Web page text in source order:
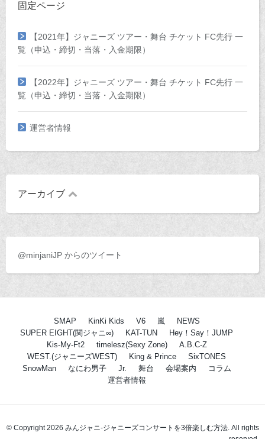
固定ページ
【2021年】ジャニーズ ツアー・舞台 チケット FC先行 一
覧（申込・締切・当落・入金期限）
【2022年】ジャニーズ ツアー・舞台 チケット FC先行 一
覧（申込・締切・当落・入金期限）
運営者情報
アーカイブ
@minjaniJP からのツイート
SMAP KinKi Kids V6 嵐
NEWS
SUPER EIGHT(関ジャニ∞)
KAT-TUN
Hey！Say！JUMP
Kis-My-Ft2
timelesz(Sexy Zone)
A.B.C-Z
WEST.(ジャニーズWEST)
King & Prince
SixTONES
SnowMan
なにわ男子 Jr. 舞台 会場案内
コラム
運営者情報
© Copyright 2026 みんジャニ-ジャニーズコンサートを3倍楽しむ方法. All rights